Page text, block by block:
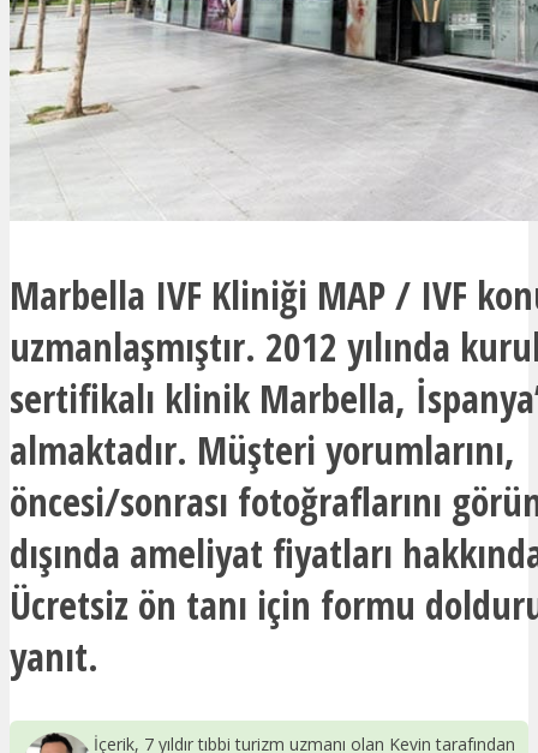
Marbella IVF Kliniği MAP / IVF
uzmanlaşmıştır. 2012 yılında
sertifikalı klinik Marbella,
almaktadır. Müşteri yorumlarını,
öncesi/sonrası fotoğraflarını
dışında ameliyat fiyatları
Ücretsiz ön tanı için formu
yanıt.
İçerik, 7 yıldır tıbbi turizm uzmanı olan Kevin tarafından